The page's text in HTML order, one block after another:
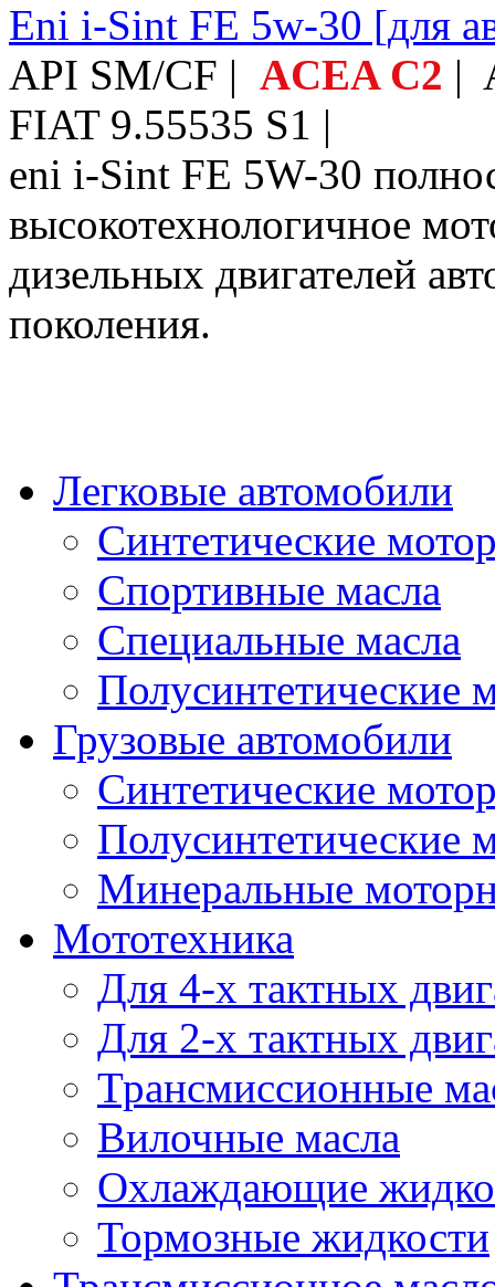
Eni i-Sint FE 5w-30 [для
API SM/CF | ACEA C2 |
FIAT 9.55535 S1 |
eni i-Sint FE 5W-30
высокотехнологичное
дизельных двигателей
поколения.
Легковые автомобили
Синтетические
Спортивные масла
Специальные масла
Полусинтетические
Грузовые автомобили
Синтетические
Полусинтетические
Минеральные
Мототехника
Для 4-х тактных
Для 2-х тактных
Трансмиссионные
Вилочные масла
Охлаждающие
Тормозные жидкости